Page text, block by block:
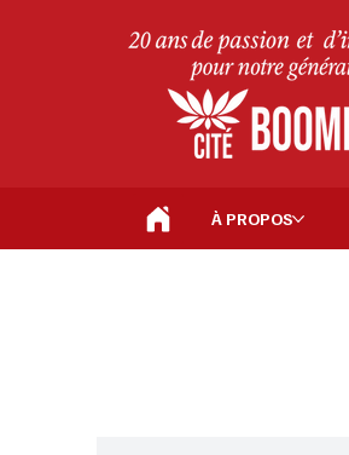
À PROPOS